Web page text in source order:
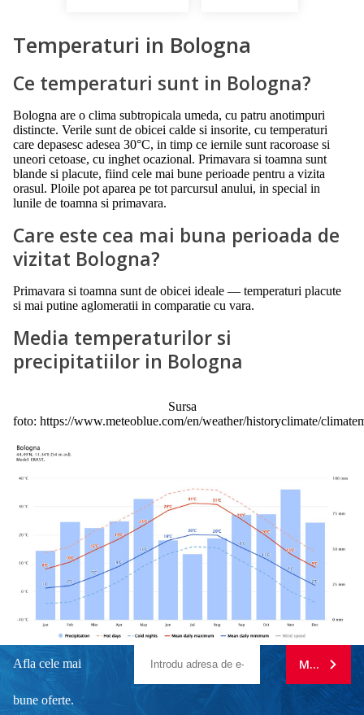
Temperaturi in Bologna
Ce temperaturi sunt in Bologna?
Bologna are o clima subtropicala umeda, cu patru anotimpuri
distincte. Verile sunt de obicei calde si insorite, cu temperaturi
care depasesc adesea 30°C, in timp ce iernile sunt racoroase si
uneori cetoase, cu inghet ocazional. Primavara si toamna sunt
blande si placute, fiind cele mai bune perioade pentru a vizita
orasul. Ploile pot aparea pe tot parcursul anului, in special in
lunile de toamna si primavara.
Care este cea mai buna perioada de
vizitat Bologna?
Primavara si toamna sunt de obicei ideale — temperaturi placute
si mai putine aglomeratii in comparatie cu vara.
Media temperaturilor si
precipitatiilor in Bologna
Sursa
foto: https://www.meteoblue.com/en/weather/historyclimate/
Afla cele mai
bune oferte.
MA